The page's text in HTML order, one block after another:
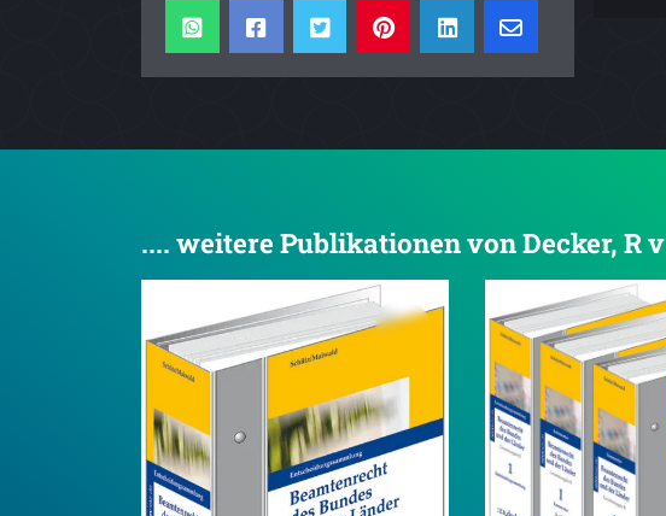
.... weitere Publikationen von Decker, R v